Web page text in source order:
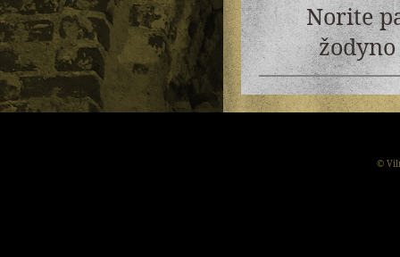
Norite
©